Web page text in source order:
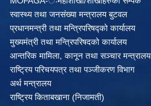
स्वास्थ्य तथा जनसंख्या मन्त्रालय बुटवल
प्रधानमन्त्री तथा मन्त्रिपरिषद्को कार्यालय
मुख्यमंत्री तथा मन्त्रिपरिषदको कार्यालय
आन्तरिक मामिला, कानून तथा सञ्चार मन्त्रालय
राष्ट्रिय परिचयपत्र तथा पञ्जीकरण विभाग
अर्थ मन्त्रालय
राष्ट्रिय किताबखाना (निजामती)